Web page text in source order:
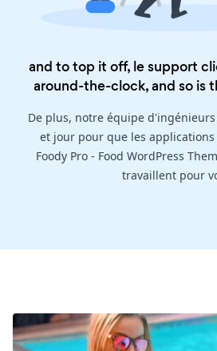
and to top it off, le support
around-the-clock, and so is
De plus, notre équipe
et jour pour que les
Foody Pro - Food WordPress
travaillent pour